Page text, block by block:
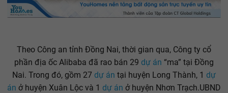
Theo Công an tỉnh Đồng Nai, thời gian qua, Công ty cổ
phần địa ốc Alibaba đã rao bán 29 dự án “ma” tại Đồng
Nai. Trong đó, gồm 27 dự án tại huyện Long Thành, 1 dự
án ở huyện Xuân Lộc và 1 dự án ở huyện Nhơn Trạch.UBND